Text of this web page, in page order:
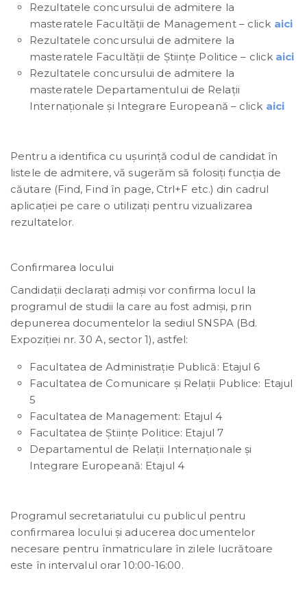
Rezultatele concursului de admitere la
masteratele Facultății de Management – click aici
Rezultatele concursului de admitere la
masteratele Facultății de Științe Politice – click aici
Rezultatele concursului de admitere la
masteratele Departamentului de Relații
Internaționale și Integrare Europeană – click aici
Pentru a identifica cu ușurință codul de candidat în
listele de admitere, vă sugerăm să folosiți funcția de
căutare (Find, Find în page, Ctrl+F etc.) din cadrul
aplicației pe care o utilizați pentru vizualizarea
rezultatelor.
Confirmarea locului
Candidații declarați admiși vor confirma locul la
programul de studii la care au fost admiși, prin
depunerea documentelor la sediul SNSPA (Bd.
Expoziției nr. 30 A, sector 1), astfel:
Facultatea de Administrație Publică: Etajul 6
Facultatea de Comunicare şi Relaţii Publice: Etajul
5
Facultatea de Management: Etajul 4
Facultatea de Științe Politice: Etajul 7
Departamentul de Relații Internaționale și
Integrare Europeană: Etajul 4
Programul secretariatului cu publicul pentru
confirmarea locului și aducerea documentelor
necesare pentru înmatriculare în zilele lucrătoare
este în intervalul orar 10:00-16:00.